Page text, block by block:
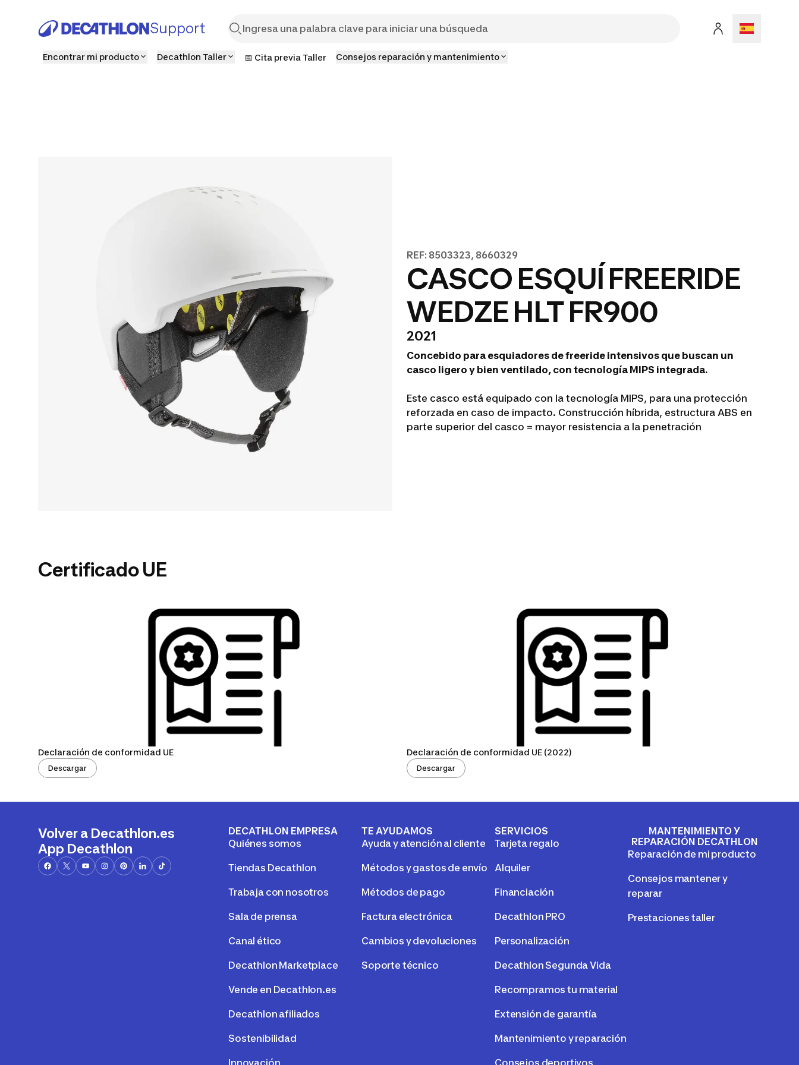
Support
Encontrar mi producto Decathlon Taller 📅 Cita previa Taller Consejos reparación y mantenimiento
REF: 8503323, 8660329
CASCO ESQUÍ FREERIDE
WEDZE HLT FR900
2021
Concebido para esquiadores de freeride intensivos que buscan un
casco ligero y bien ventilado, con tecnología MIPS integrada.
Este casco está equipado con la tecnología MIPS, para una protección
reforzada en caso de impacto. Construcción híbrida, estructura ABS en
parte superior del casco = mayor resistencia a la penetración
Certificado UE
Declaración de conformidad UE
Descargar
Declaración de conformidad UE (2022)
Descargar
Volver a Decathlon.es
App Decathlon
DECATHLON EMPRESA
Quiénes somos
Tiendas Decathlon
Trabaja con nosotros
Sala de prensa
Canal ético
Decathlon Marketplace
Vende en Decathlon.es
Decathlon afiliados
Sostenibilidad
TE AYUDAMOS
Ayuda y atención al cliente
Métodos y gastos de envío
Métodos de pago
Factura electrónica
Cambios y devoluciones
Soporte técnico
SERVICIOS
Tarjeta regalo
Alquiler
Financiación
Decathlon PRO
Personalización
Decathlon Segunda Vida
Recompramos tu material
Extensión de garantía
Mantenimiento y reparación
MANTENIMIENTO Y
REPARACIÓN DECATHLON
Reparación de mi producto
Consejos mantener y
reparar
Prestaciones taller